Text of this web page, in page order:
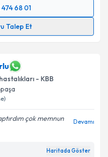
68 01
Talep Et
ile bilgilendireceğiz.
ilişkin
kabul ediyorum.
- KBB
çok memnun
Devamı
Haritada Göster